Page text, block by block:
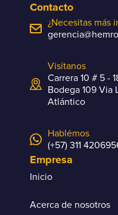
Contacto
¿Necesitas más
Visítanos
Carrera 10 # 5 -
Bodega 109 Via
Atlántico
Hablémos
(+57) 311
Empresa
Inicio
Acerca de nosotros